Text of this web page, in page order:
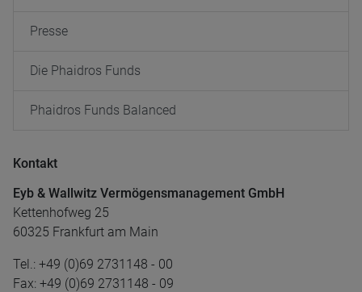
Presse
Die Phaidros Funds
Phaidros Funds Balanced
Kontakt
Eyb & Wallwitz Vermögensmanagement GmbH
Kettenhofweg 25
60325 Frankfurt am Main
Tel.: +49 (0)69 2731148 - 00
Fax: +49 (0)69 2731148 - 09